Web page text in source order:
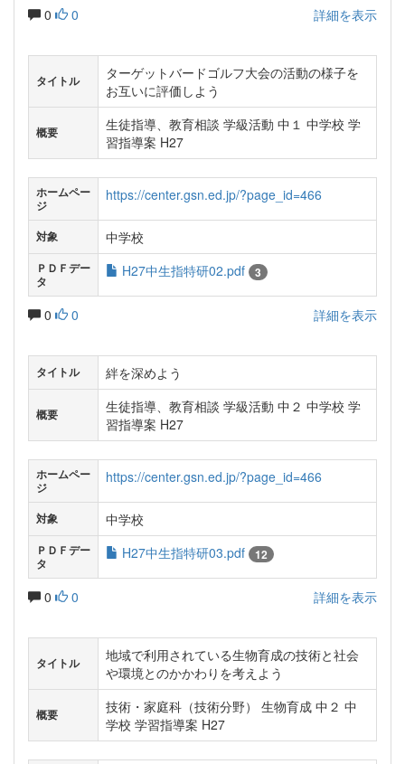
0 0 詳細を表示
タイトル
ターゲットバードゴルフ大会の活動の様子を
お互いに評価しよう
概要
生徒指導、教育相談 学級活動 中１ 中学校 学
習指導案 H27
ホームペー
ジ
https://center.gsn.ed.jp/?page_id=466
対象 中学校
ＰＤＦデー
タ
H27中生指特研02.pdf 3
0 0 詳細を表示
タイトル 絆を深めよう
概要
生徒指導、教育相談 学級活動 中２ 中学校 学
習指導案 H27
ホームペー
ジ
https://center.gsn.ed.jp/?page_id=466
対象 中学校
ＰＤＦデー
タ
H27中生指特研03.pdf 12
0 0 詳細を表示
タイトル
地域で利用されている生物育成の技術と社会
や環境とのかかわりを考えよう
概要
技術・家庭科（技術分野） 生物育成 中２ 中
学校 学習指導案 H27